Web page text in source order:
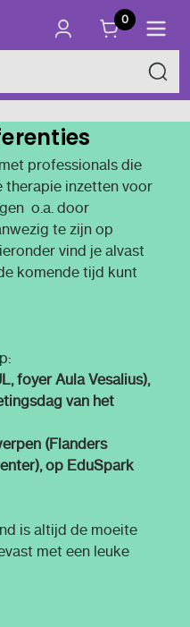
0
professionals die
therapie inzetten voor
o.a. door
te zijn op
vind je alvast
komende tijd kunt
foyer Aula Vesalius),
van het
(Flanders
op EduSpark
is altijd de moeite
met een leuke